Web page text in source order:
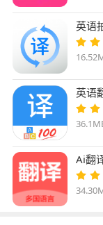
英语
英语
Ai翻